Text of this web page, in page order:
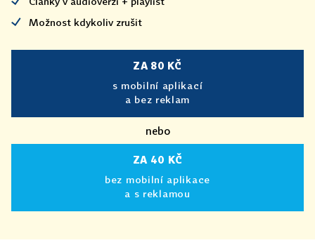
Možnost kdykoliv zrušit
ZA 80 KČ
s mobilní aplikací
a bez reklam
nebo
ZA 40 KČ
bez mobilní aplikace
a s reklamou